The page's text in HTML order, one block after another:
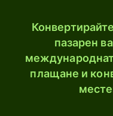
пазарен
плащане и